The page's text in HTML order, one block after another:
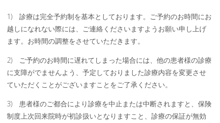
1) 診療は完全予約制を基本としております。ご予約のお時間にお
越しになれない際には、ご連絡くださいますようお願い申し上げ
ます。お時間の調整をさせていただきます。
2) ご予約のお時間に遅れてしまった場合には、他の患者様の診療
に支障がでませんよう、予定しておりました診療内容を変更させ
ていただくことがございますことをご了承ください。
3) 患者様のご都合により診療を中止または中断されますと、保険
制度上次回来院時が初診扱いとなりますこと、診療の保証が無効